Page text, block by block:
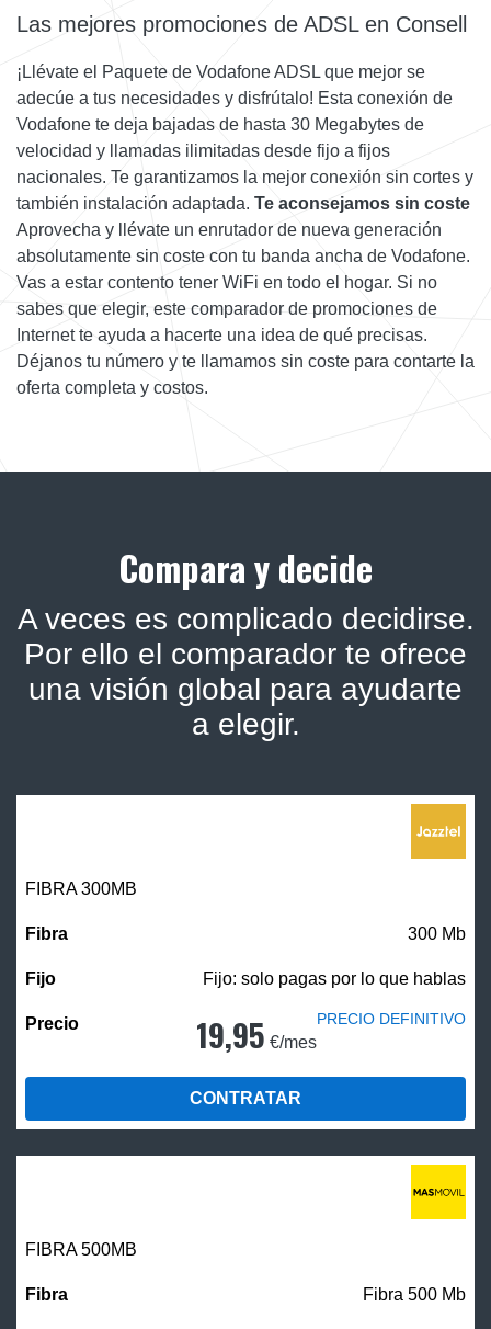
Las mejores promociones de ADSL en Consell
¡Llévate el Paquete de Vodafone ADSL que mejor se
adecúe a tus necesidades y disfrútalo! Esta conexión de
Vodafone te deja bajadas de hasta 30 Megabytes de
velocidad y llamadas ilimitadas desde fijo a fijos
nacionales. Te garantizamos la mejor conexión sin cortes y
también instalación adaptada. Te aconsejamos sin coste
Aprovecha y llévate un enrutador de nueva generación
absolutamente sin coste con tu banda ancha de Vodafone.
Vas a estar contento tener WiFi en todo el hogar. Si no
sabes que elegir, este comparador de promociones de
Internet te ayuda a hacerte una idea de qué precisas.
Déjanos tu número y te llamamos sin coste para contarte la
oferta completa y costos.
Compara y decide
A veces es complicado decidirse.
Por ello el comparador te ofrece
una visión global para ayudarte
a elegir.
FIBRA 300MB
300 Mb
Fijo: solo pagas por lo que hablas
19,95 €/mes
PRECIO DEFINITIVO
CONTRATAR
FIBRA500MB
Fibra 500 Mb